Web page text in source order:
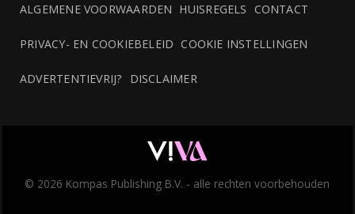
ALGEMENE VOORWAARDEN HUISREGELS CONTACT
PRIVACY- EN COOKIEBELEID COOKIE INSTELLINGEN
ADVERTENTIEVRIJ? DISCLAIMER
© 2026 Kompas Publishing B.V. - alle rechten voorbehouden